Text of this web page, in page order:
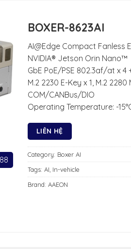
BOXER-8623AI
AI@Edge Compact Fanless
NVIDIA® Jetson Orin Nano™
GbE PoE/PSE 802.3af/at x 4
M.2 2230 E-Key x 1, M.2
COM/CANBus/DIO
Operating Temperature: -
LIÊN HỆ
Category: Boxer AI
Tags: AI, In-vehicle
Brand: AAEON